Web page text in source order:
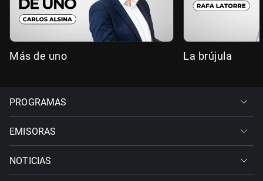
Más de uno La brújula
PROGRAMAS
EMISORAS
NOTICIAS